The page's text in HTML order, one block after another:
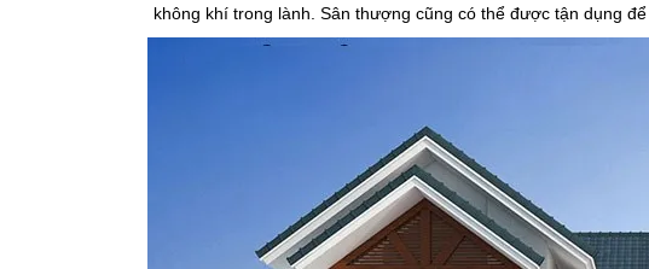
không khí trong lành. Sân thượng cũng có thể được tận dụng